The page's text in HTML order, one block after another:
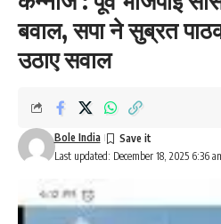
बवाल, सपा ने सुब्रत
उठाए सवाल
Last updated: December 18, 2025 6:36
Bole India